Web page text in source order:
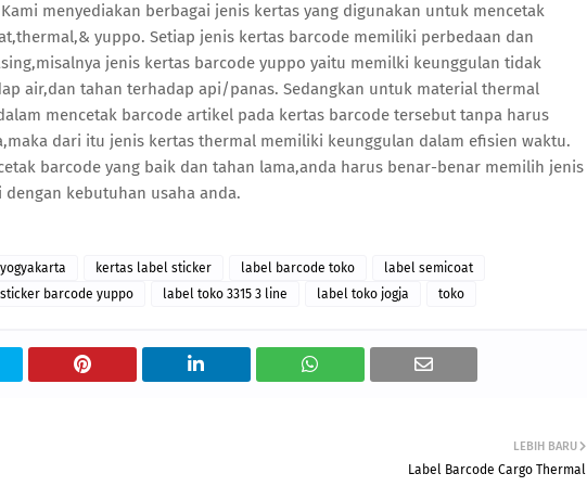
Kami menyediakan berbagai jenis kertas yang digunakan untuk mencetak
yuppo. Setiap jenis kertas barcode memiliki perbedaan dan
jenis kertas barcode yuppo yaitu memilki keunggulan tidak
air,dan tahan terhadap api/panas. Sedangkan untuk material thermal
mencetak barcode artikel pada kertas barcode tersebut tanpa harus
dari itu jenis kertas thermal memiliki keunggulan dalam efisien waktu.
barcode yang baik dan tahan lama,anda harus benar-benar memilih jenis
dengan kebutuhan usaha anda.
kertas label sticker label barcode toko
label semicoat
barcode yuppo label toko 3315 3 line label toko jogja toko
LEBIH BARU
Label Barcode Cargo Thermal